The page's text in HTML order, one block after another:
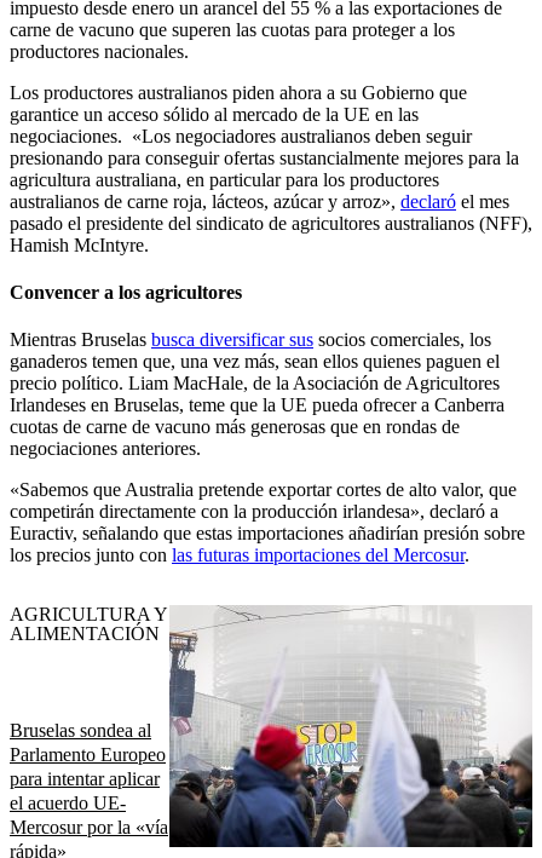
impuesto desde enero un arancel del 55 % a las exportaciones de
carne de vacuno que superen las cuotas para proteger a los
productores nacionales.
Los productores australianos piden ahora a su Gobierno que
garantice un acceso sólido al mercado de la UE en las
negociaciones. «Los negociadores australianos deben seguir
presionando para conseguir ofertas sustancialmente mejores para la
agricultura australiana, en particular para los productores
australianos de carne roja, lácteos, azúcar y arroz», declaró el mes
pasado el presidente del sindicato de agricultores australianos (NFF),
Hamish McIntyre.
Convencer a los agricultores
Mientras Bruselas busca diversificar sus socios comerciales, los
ganaderos temen que, una vez más, sean ellos quienes paguen el
precio político. Liam MacHale, de la Asociación de Agricultores
Irlandeses en Bruselas, teme que la UE pueda ofrecer a Canberra
cuotas de carne de vacuno más generosas que en rondas de
negociaciones anteriores.
«Sabemos que Australia pretende exportar cortes de alto valor, que
competirán directamente con la producción irlandesa», declaró a
Euractiv, señalando que estas importaciones añadirían presión sobre
los precios junto con las futuras importaciones del Mercosur.
Bruselas sondea al
Parlamento Europeo
para intentar aplicar
el acuerdo UE-
Mercosur por la «vía
rápida»
AGRICULTURA Y
ALIMENTACIÓN